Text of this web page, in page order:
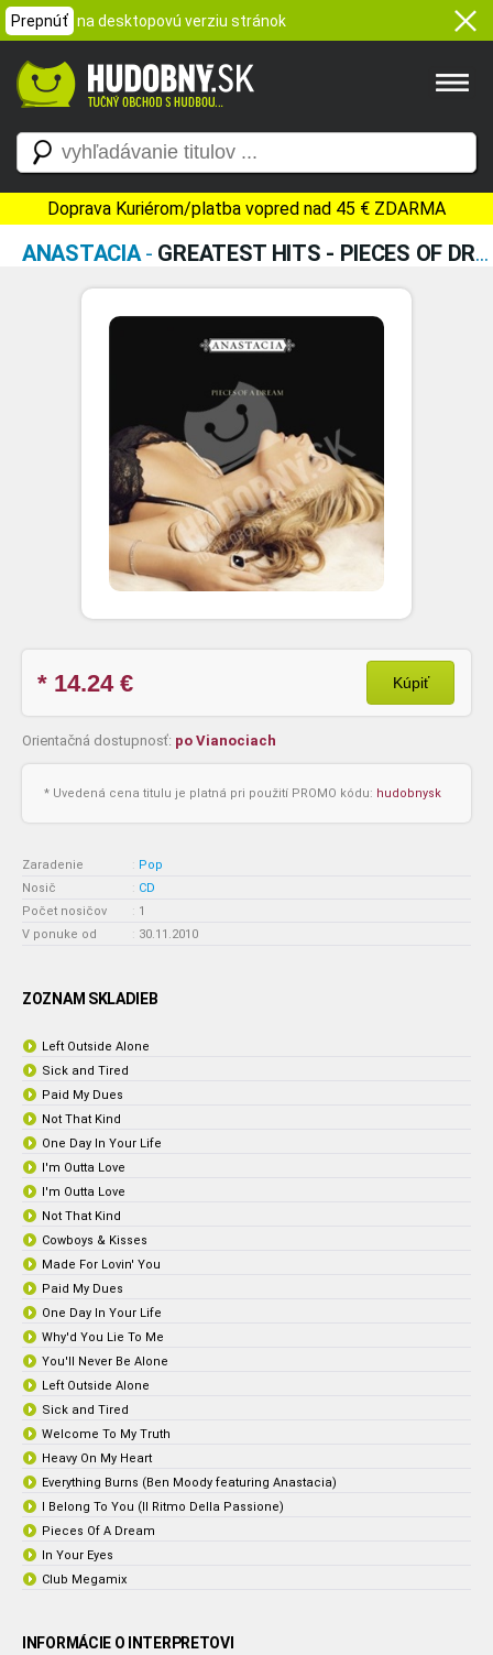
Prepnúť na desktopovú verziu stránok
Doprava Kuriérom/platba vopred nad 45 € ZDARMA
ANASTACIA- GREATEST HITS - PIECES OF DREAM
* 14.24€ Kúpiť
Orientačná dostupnosť: po Vianociach
* Uvedená cena titulu je platná pri použití PROMO kódu: hudobnysk
Zaradenie : Pop
Nosič
: CD
Počet nosičov
: 1
V ponuke od
: 30.11.2010
ZOZNAM SKLADIEB
Left Outside Alone
Sick and Tired
Paid My Dues
Not That Kind
One Day In Your Life
I'm Outta Love
I'm Outta Love
Not That Kind
Cowboys & Kisses
Made For Lovin' You
Paid My Dues
One Day In Your Life
Why'd You Lie To Me
You'll Never Be Alone
Left Outside Alone
Sick and Tired
Welcome To My Truth
Heavy On My Heart
Everything Burns (Ben Moody featuring Anastacia)
I Belong To You (Il Ritmo Della Passione)
Pieces Of A Dream
In Your Eyes
Club Megamix
INFORMÁCIE O INTERPRETOVI